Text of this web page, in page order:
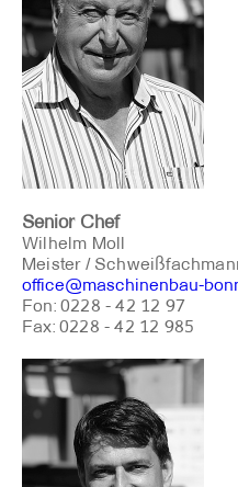
Senior Chef
Wilhelm Moll
Meister /
office@maschinenbau-
Fon: 0228 - 42 12 97
Fax: 0228 - 42 12 985